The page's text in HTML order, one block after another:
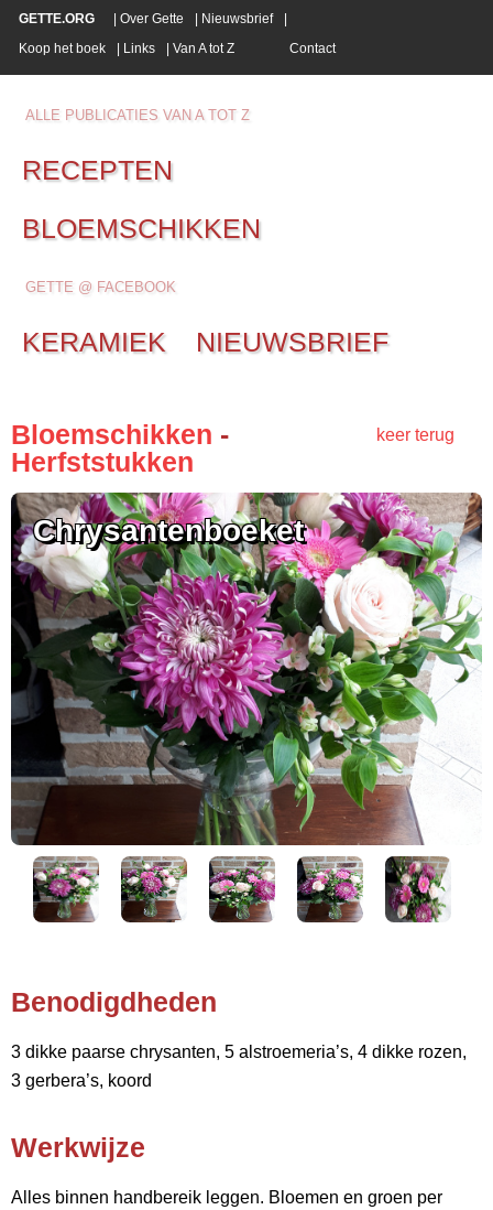
GETTE.ORG Over Gette Nieuwsbrief
Koop het boek
Links Van A tot Z Contact
ALLE PUBLICATIES VAN A TOT Z
RECEPTEN
BLOEMSCHIKKEN
GETTE @ FACEBOOK
KERAMIEK NIEUWSBRIEF
keer terug
Bloemschikken -
Herfststukken
Chrysantenboeket
Benodigdheden
3 dikke paarse chrysanten, 5 alstroemeria’s, 4 dikke rozen,
3 gerbera’s, koord
Werkwijze
Alles binnen handbereik leggen. Bloemen en groen per